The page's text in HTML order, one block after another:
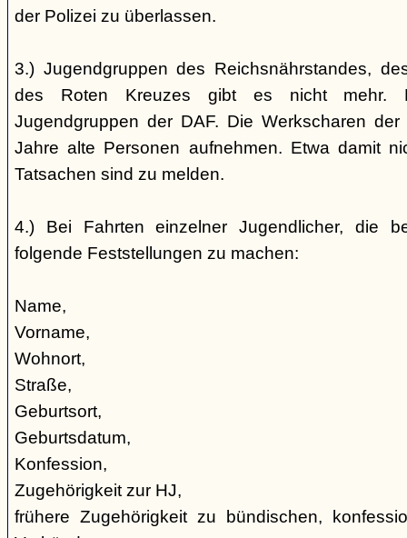
der Polizei zu überlassen.
3.) Jugendgruppen des Reichsnährstandes,
des Roten Kreuzes gibt es nicht mehr.
Jugendgruppen der DAF. Die Werkscharen
Jahre alte Personen aufnehmen. Etwa damit
Tatsachen sind zu melden.
4.) Bei Fahrten einzelner Jugendlicher, die
folgende Feststellungen zu machen:
Name,
Vorname,
Wohnort,
Straße,
Geburtsort,
Geburtsdatum,
Konfession,
Zugehörigkeit zur HJ,
frühere Zugehörigkeit zu bündischen,